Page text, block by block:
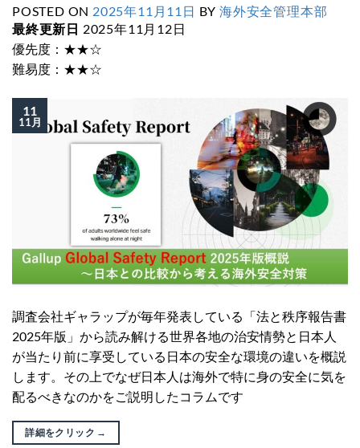
POSTED ON 2025年11月11日 BY海外安全管理本部
最終更新日 2025年11月12日
優先度：★★☆
難易度：★★☆
11
11月
調査会社ギャラップが毎年発表している「法と秩序報告書
2025年版」から読み解ける世界各地の治安情勢と日本人
が当たり前に享受している日本の安全な環境の違いを概説
します。その上でなぜ日本人は海外で特に身の安全に気を
配るべきなのかをご説明したコラムです
詳細をクリック →